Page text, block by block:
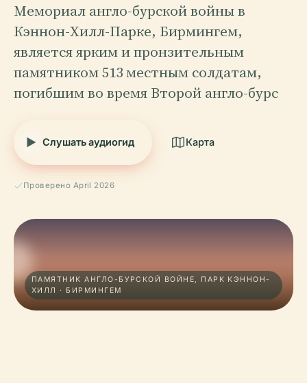
Мемориал англо-бурской войны в
Кэннон-Хилл-Парке, Бирмингем,
является ярким и пронзительным
памятником 513 местным солдатам,
погибшим во время Второй англо-бурс
Слушать аудиогид Карта
Проверено April 2026
ПАМЯТНИК АНГЛО-БУРСКОЙ ВОЙНЕ, ПАРК КЭННОН-
ХИЛЛ · БИРМИНГЕМ